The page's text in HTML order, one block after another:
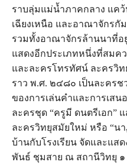
ราบลุ่มแม่น้ำภาคกลาง แค
เฉียงเหนือ และอาณาจักรกั
รวมทั้งอาณาจักรล้านนาที่อ
แสดงอีกประเภทหนึ่งที่สมค
และละครโทรทัศน์ ละครวิท
ราว พ.ศ. ๒๔๘๐ เป็นละคร
ของการเล่นคำและการเส
ละครชุด “ครูมี ดนตรีเอก
ละครวิทยุสมัยใหม่ หรือ “น
บ้านกับโรงเรียน จัดและแส
พันธ์ ชุมสาย ณ สถานีวิทยุ